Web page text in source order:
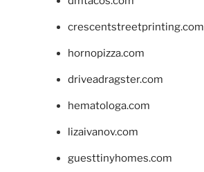
crescentstreetprinting.com
hornopizza.com
driveadragster.com
hematologa.com
lizaivanov.com
guesttinyhomes.com